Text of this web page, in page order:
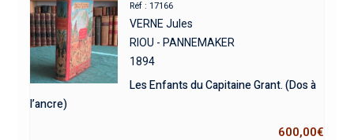
Réf : 17166
VERNE Jules
RIOU - PANNEMAKER
1894
Les Enfants du Capitaine Grant. (Dos à
l’ancre)
600,00€